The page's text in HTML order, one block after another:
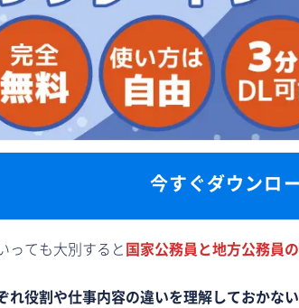
今すぐダウンロ
っても大別すると 国家公務員と地方公務員
れ役割や仕事内容の違いを理解しておかな